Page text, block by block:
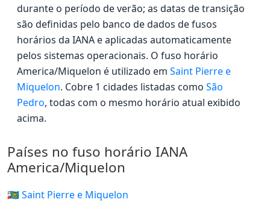
durante o período de verão; as datas de transição
são definidas pelo banco de dados de fusos
horários da IANA e aplicadas automaticamente
pelos sistemas operacionais. O fuso horário
America/Miquelon é utilizado em Saint Pierre e
Miquelon. Cobre 1 cidades listadas como São
Pedro, todas com o mesmo horário atual exibido
acima.
Países no fuso horário IANA
America/Miquelon
🇵🇲 Saint Pierre e Miquelon